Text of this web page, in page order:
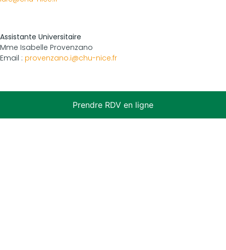
Assistante Universitaire
Mme Isabelle Provenzano
Email : provenzano.i@chu-nice.fr
Prendre RDV en ligne